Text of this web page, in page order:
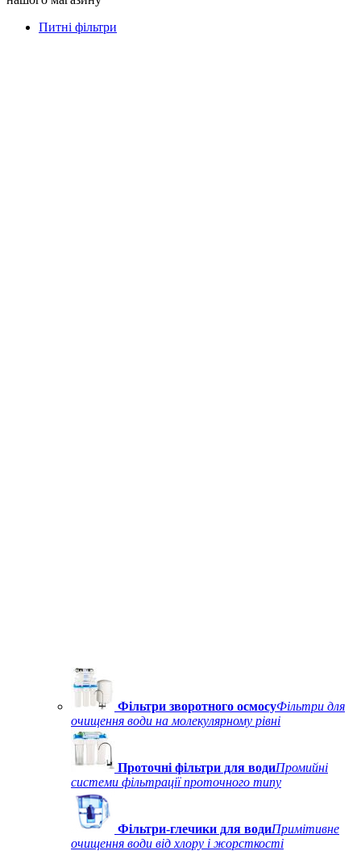
Питні фільтри
Фільтри зворотного осмосуФільтри для
очищення води на молекулярному рівні
Проточні фільтри для водиПромийні
системи фільтрації проточного типу
Фільтри-глечики для водиПримітивне
очищення води від хлору і жорсткості